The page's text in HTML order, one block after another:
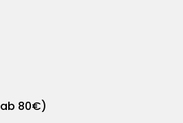
80€)